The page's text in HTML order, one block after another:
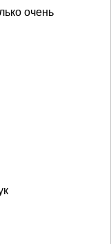
очень